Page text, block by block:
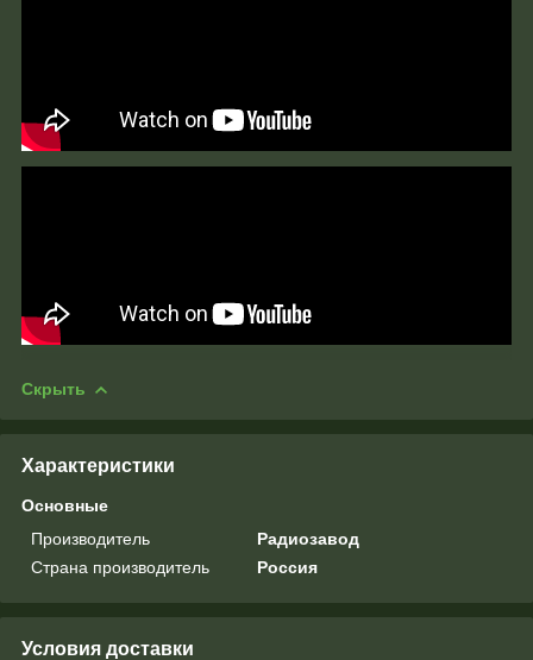
Скрыть
Характеристики
Основные
Производитель
Радиозавод
Страна производитель
Россия
Условия доставки